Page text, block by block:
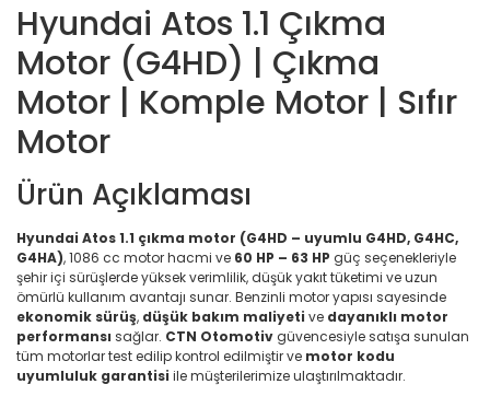
Hyundai Atos 1.1 Çıkma
Motor (G4HD) | Çıkma
Motor | Komple Motor | Sıfır
Motor
Ürün Açıklaması
Hyundai Atos 1.1 çıkma motor (G4HD – uyumlu G4HD, G4HC,
G4HA), 1086 cc motor hacmi ve 60 HP – 63 HP güç seçenekleriyle
şehir içi sürüşlerde yüksek verimlilik, düşük yakıt tüketimi ve uzun
ömürlü kullanım avantajı sunar. Benzinli motor yapısı sayesinde
ekonomik sürüş, düşük bakım maliyeti ve dayanıklı motor
performansı sağlar. CTN Otomotivgüvencesiyle satışa sunulan
tüm motorlar test edilip kontrol edilmiştir ve motor kodu
uyumluluk garantisi ile müşterilerimize ulaştırılmaktadır.